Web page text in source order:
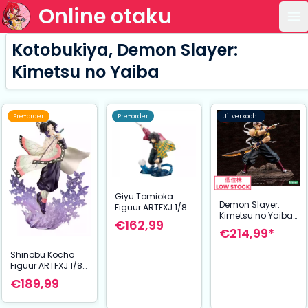
Online otaku
Kotobukiya, Demon Slayer:
Kimetsu no Yaiba
Pre-order
Shinobu Kocho
Figuur ARTFXJ 1/8
Scale 25 cm
Demon Slayer:
€189,99
Pre-order
Giyu Tomioka
Figuur ARTFXJ 1/8
Scale 21 cm
Demon Slayer:
€162,99
Uitverkocht
Demon Slayer:
Kimetsu no Yaiba
ARTFXJ Statue 1/8
Tengen Uzui
€214,99*